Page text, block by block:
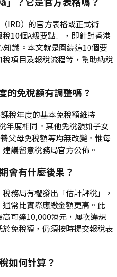
IRD）的官方表格或正式術
10個A級要點」，即針對香港
識。本文就是圍繞這10個要
項目及報稅流程等，幫助納稅
的免稅額有調整嗎？
稅年度的基本免稅額維持
年度相同。其他免稅額如子女
父母免稅額等均無改變。惟每
議留意稅務局官方公佈。
會有什麼後果？
務局有權發出「估計評稅」，
常比實際應繳金額更高。此
可達10,000港元，屢次違規
免稅額，仍須按時提交報稅表
如何計算？